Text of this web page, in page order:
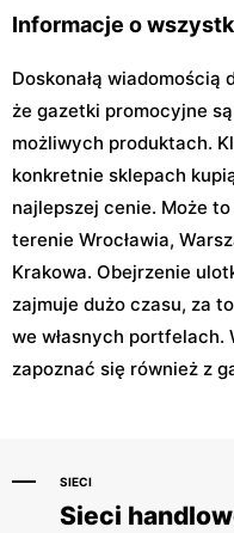
Informacje o
Doskonałą
że gazetki promocyjne
możliwych produktach.
konkretnie sklepach
najlepszej cenie. Może
terenie Wrocławia,
Krakowa. Obejrzenie
zajmuje dużo czasu, za
we własnych portfelach.
zapoznać się również z
SIECI
Sieci